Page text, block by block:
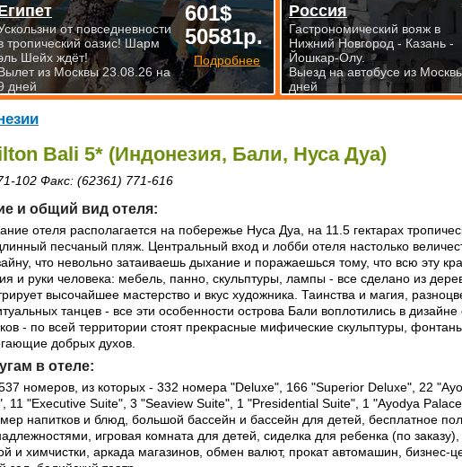
Bali 5* (Индонезия, Бали, Нуса Дуа)
102 Факс: (62361) 771-616
и общий вид отеля:
отеля располагается на побережье Нуса Дуа, на 11.5 гектарах
песчаный пляж. Центральный вход и лобби отеля настолько
что невольно затаиваешь дыхание и поражаешься тому, что всю эту
и руки человека: мебель, панно, скульптуры, лампы - все сделано из
высочайшее мастерство и вкус художника. Таинства и магия,
танцев - все эти особенности острова Бали воплотились в
- по всей территории стоят прекрасные мифические скульптуры,
добрых духов.
в отеле:
номеров, из которых - 332 номера "Deluxe", 166 "Superior Deluxe", 22
11 "Executive Suite", 3 "Seaview Suite", 1 "Presidential Suite", 1 "Ayodya
напитков и блюд, большой бассейн и бассейн для детей, бесплатное
игровая комната для детей, сиделка для ребенка (по заказу),
и химчистки, аркада магазинов, обмен валют, прокат автомашин, бизнес-
601$
50581р.
Подробнее
от повседневности
тропический оазис! Шарм
Шейх ждёт!
из Москвы 23.08.26 на
дней
Россия
Гастрономический вояж в
Нижний Новгород - Казань -
Йошкар-Олу.
Выезд на автобусе из
дней